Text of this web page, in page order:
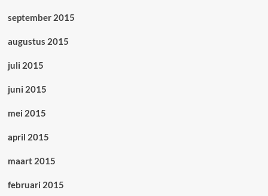
september 2015
augustus 2015
juli 2015
juni 2015
mei 2015
april 2015
maart 2015
februari 2015